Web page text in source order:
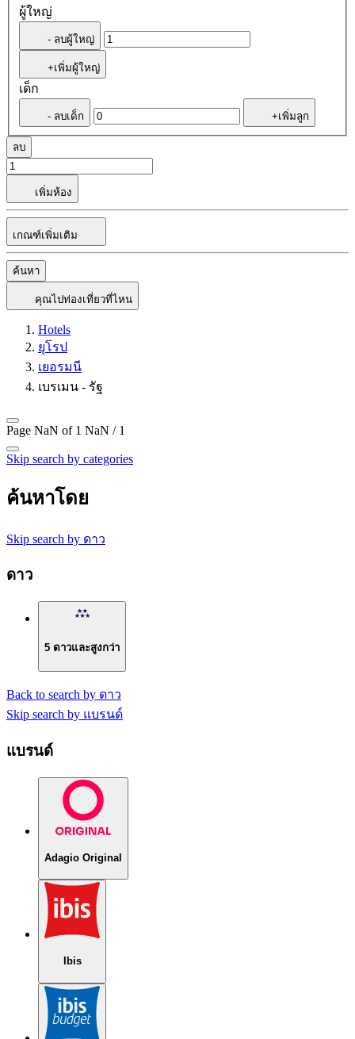
ผู้ใหญ่
- ลบผู้ใหญ่
+เพิ่มผู้ใหญ่
เด็ก
- ลบเด็ก +เพิ่มลูก
ลบ
เพิ่มห้อง
เกณฑ์เพิ่มเติม
ค้นหา
คุณไปท่องเที่ยวที่ไหน
Hotels
ยุโรป
เยอรมนี
เบรเมน - รัฐ
Page NaN of 1 NaN / 1
Skip search by categories
ค้นหาโดย
Skip search by ดาว
ดาว
5 ดาวและสูงกว่า
Back to search by ดาว
Skip search by แบรนด์
แบรนด์
Adagio Original
Ibis